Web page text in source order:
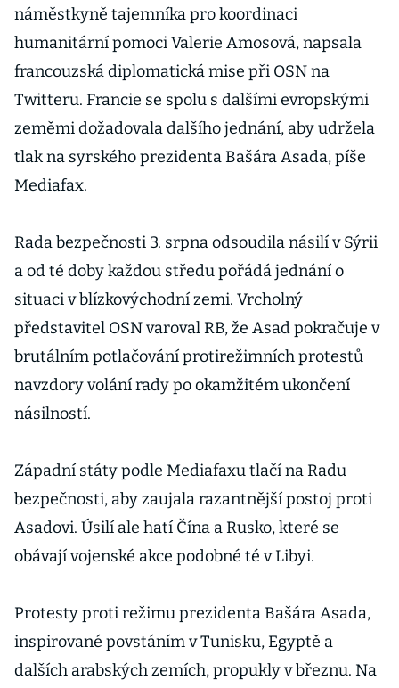
náměstkyně tajemníka pro koordinaci
humanitární pomoci Valerie Amosová, napsala
francouzská diplomatická mise při OSN na
Twitteru. Francie se spolu s dalšími evropskými
zeměmi dožadovala dalšího jednání, aby udržela
tlak na syrského prezidenta Bašára Asada, píše
Mediafax.
Rada bezpečnosti 3. srpna odsoudila násilí v Sýrii
a od té doby každou středu pořádá jednání o
situaci v blízkovýchodní zemi. Vrcholný
představitel OSN varoval RB, že Asad pokračuje v
brutálním potlačování protirežimních protestů
navzdory volání rady po okamžitém ukončení
násilností.
Západní státy podle Mediafaxu tlačí na Radu
bezpečnosti, aby zaujala razantnější postoj proti
Asadovi. Úsilí ale hatí Čína a Rusko, které se
obávají vojenské akce podobné té v Libyi.
Protesty proti režimu prezidenta Bašára Asada,
inspirované povstáním v Tunisku, Egyptě a
dalších arabských zemích, propukly v březnu. Na